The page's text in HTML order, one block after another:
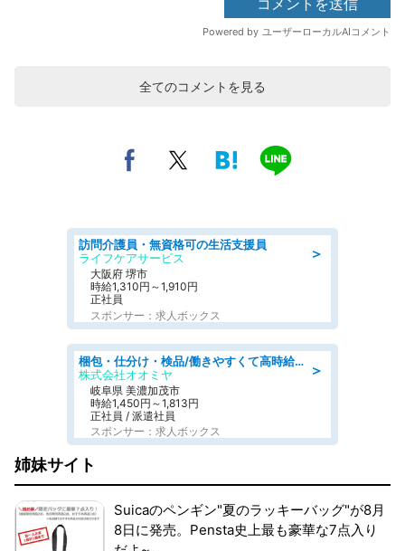
全てのコメントを見る
＞
訪問介護員・無資格可の生活支援員
ライフケアサービス
大阪府 堺市
時給1,310円～1,910円
正社員
スポンサー：求人ボックス
＞
梱包・仕分け・検品/働きやすくて高時給の仕分け作業長期休暇充実/残業なし
株式会社オオミヤ
岐阜県 美濃加茂市
時給1,450円～1,813円
正社員 / 派遣社員
スポンサー：求人ボックス
姉妹サイト
Suicaのペンギン"夏のラッキーバッグ"が8月
8日に発売。Pensta史上最も豪華な7点入り